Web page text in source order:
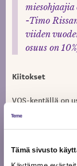
Tämä sivusto
-Timo
viiden
osuus on
Kiitokset
VOS-kentällä on
on sukupuolen
2018 suurista
Teatterissa ja